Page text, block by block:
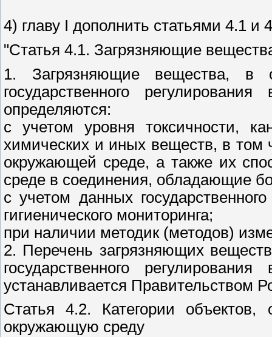
4) главу I дополнить статьями 4.1
"Статья 4.1. Загрязняющие
1. Загрязняющие вещества, в
государственного
определяются:
с учетом уровня токсичности,
химических и иных веществ, в
окружающей среде, а также их
среде в соединения, обладающие
с учетом данных
гигиенического мониторинга;
при наличии методик (методов)
2. Перечень загрязняющих
государственного
устанавливается Правительством
Статья 4.2. Категории объектов,
окружающую среду